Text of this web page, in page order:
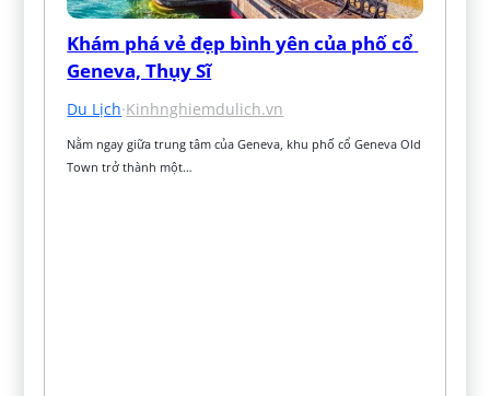
Khám phá vẻ đẹp bình yên của phố cổ
Geneva, Thụy Sĩ
Du Lịch·Kinhnghiemdulich.vn
Nằm ngay giữa trung tâm của Geneva, khu phố cổ Geneva Old
Town trở thành một…